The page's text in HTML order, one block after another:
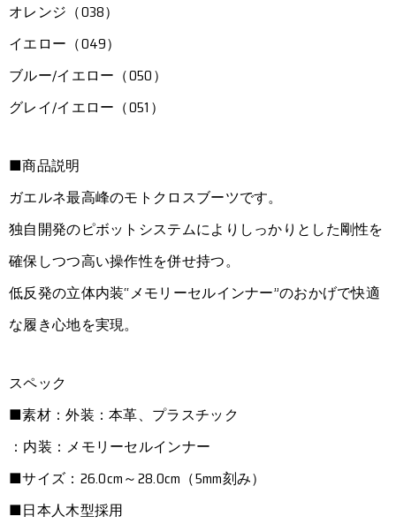
オレンジ（038）
イエロー（049）
ブルー/イエロー（050）
グレイ/イエロー（051）
■商品説明
ガエルネ最高峰のモトクロスブーツです。
独自開発のピボットシステムによりしっかりとした剛性を
確保しつつ高い操作性を併せ持つ。
低反発の立体内装“メモリーセルインナー”のおかげで快適
な履き心地を実現。
スペック
■素材：外装：本革、プラスチック
：内装：メモリーセルインナー
■サイズ：26.0cm～28.0cm（5mm刻み）
■日本人木型採用